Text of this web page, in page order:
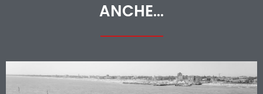
ANCHE...